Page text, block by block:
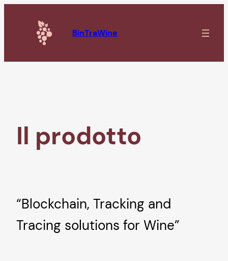
contenuto
BinTraWine
Il prodotto
“Blockchain, Tracking and
Tracing solutions for Wine”